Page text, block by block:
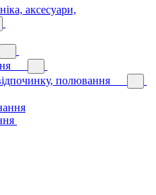
аксесуари,
полювання